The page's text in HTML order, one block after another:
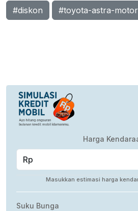
#diskon #toyota-astra-motor